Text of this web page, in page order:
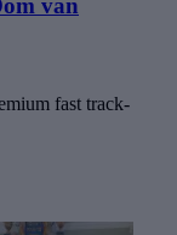
van
fast track-